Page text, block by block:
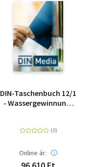
DIN-Taschenbuch 12/1
- Wassergewinnung,
(Verfahren),
Online ár: